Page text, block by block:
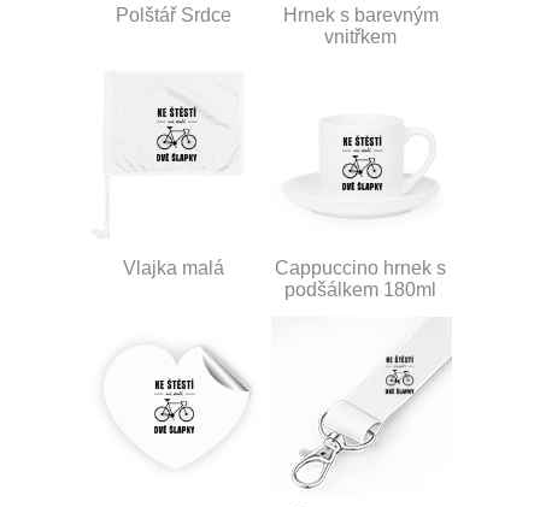
Polštář Srdce
Hrnek s barevným
vnitřkem
Vlajka malá
Cappuccino hrnek s
podšálkem 180ml